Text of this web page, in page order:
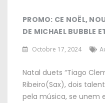
PROMO: CE NOËL,
DE MICHAEL BUBBLE
Octobre 17, 2024
Natal duets “Tiago
Ribeiro(Sax), dois
pela música, se unem